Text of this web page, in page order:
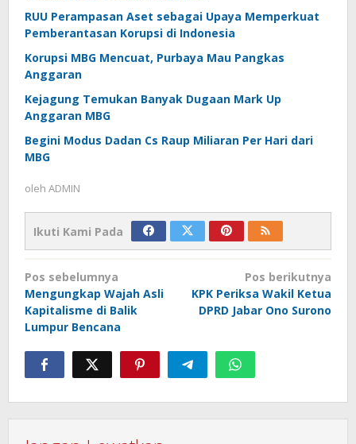
RUU Perampasan Aset sebagai Upaya Memperkuat
Pemberantasan Korupsi di Indonesia
Korupsi MBG Mencuat, Purbaya Mau Pangkas
Anggaran
Kejagung Temukan Banyak Dugaan Mark Up
Anggaran MBG
Begini Modus Dadan Cs Raup Miliaran Per Hari dari
MBG
oleh ADMIN
Ikuti Kami Pada
Navigasi
pos
Pos sebelumnya
Mengungkap Wajah Asli
Kapitalisme di Balik
Lumpur Bencana
Pos berikutnya
KPK Periksa Wakil Ketua
DPRD Jabar Ono Surono